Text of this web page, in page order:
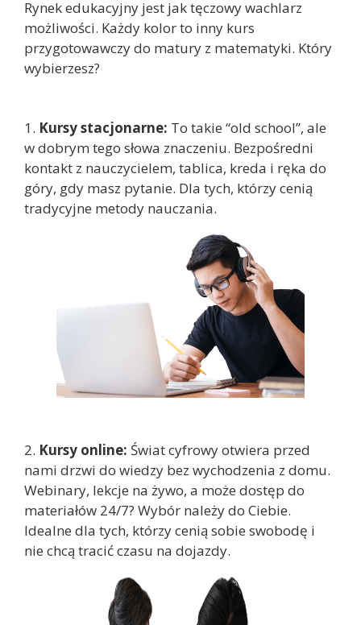
Rynek edukacyjny jest jak tęczowy wachlarz
możliwości. Każdy kolor to inny kurs
przygotowawczy do matury z matematyki. Który
wybierzesz?
1. Kursy stacjonarne: To takie “old school”, ale
w dobrym tego słowa znaczeniu. Bezpośredni
kontakt z nauczycielem, tablica, kreda i ręka do
góry, gdy masz pytanie. Dla tych, którzy cenią
tradycyjne metody nauczania.
2. Kursy online: Świat cyfrowy otwiera przed
nami drzwi do wiedzy bez wychodzenia z domu.
Webinary, lekcje na żywo, a może dostęp do
materiałów 24/7? Wybór należy do Ciebie.
Idealne dla tych, którzy cenią sobie swobodę i
nie chcą tracić czasu na dojazdy.